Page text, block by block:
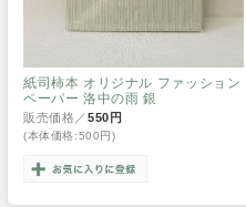
紙司柿本 オリジナル ファッション
ペーパー 洛中の雨 銀
販売価格／550円
(本体価格:500円)